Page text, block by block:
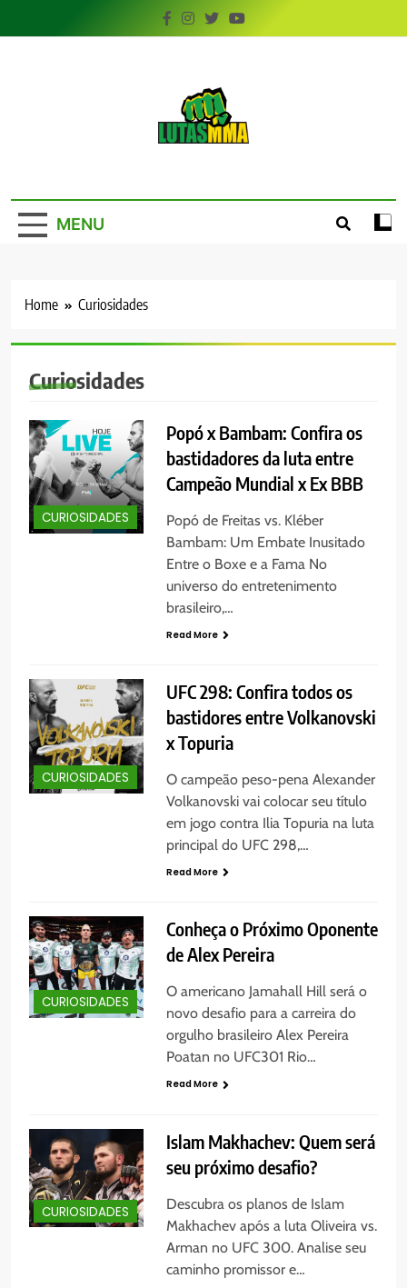
to
MENU
Home Curiosidades
Curiosidades
CURIOSIDADES
Popó x Bambam: Confira os
bastidadores da luta entre
Campeão Mundial x Ex BBB
Popó de Freitas vs. Kléber
Bambam: Um Embate Inusitado
Entre o Boxe e a Fama No
universo do entretenimento
brasileiro,…
Read More
CURIOSIDADES
UFC 298: Confira todos os
bastidores entre Volkanovski
x Topuria
O campeão peso-pena Alexander
Volkanovski vai colocar seu título
em jogo contra Ilia Topuria na luta
principal do UFC 298,…
Read More
CURIOSIDADES
Conheça o Próximo Oponente
de Alex Pereira
O americano Jamahall Hill será o
novo desafio para a carreira do
orgulho brasileiro Alex Pereira
Poatan no UFC301 Rio…
Read More
CURIOSIDADES
Islam Makhachev: Quem será
seu próximo desafio?
Descubra os planos de Islam
Makhachev após a luta Oliveira vs.
Arman no UFC 300. Analise seu
caminho promissor e…